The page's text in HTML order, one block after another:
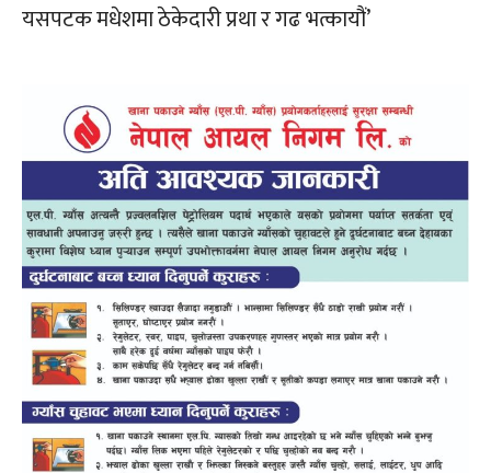
यसपटक मधेशमा ठेकेदारी प्रथा र गढ भत्कायौं’